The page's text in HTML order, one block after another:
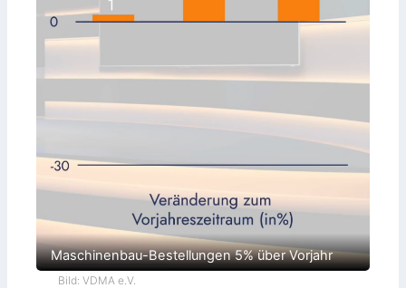
Maschinenbau-Bestellungen 5% über Vorjahr
Bild: VDMA e.V.